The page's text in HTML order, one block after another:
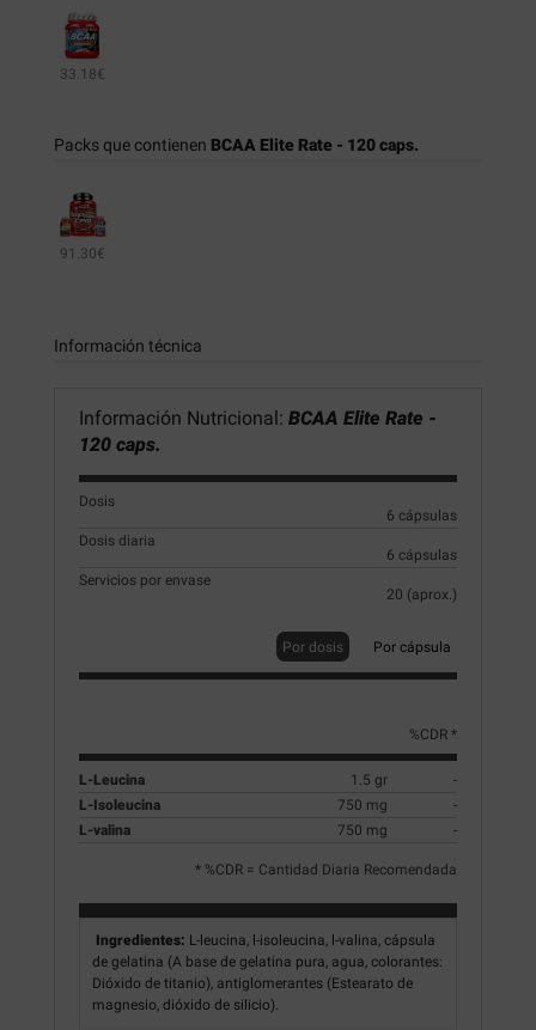
33.18€
Packs que contienen BCAA Elite Rate - 120 caps.
91.30€
Información técnica
Información Nutricional: BCAA Elite Rate -
120 caps.
Dosis
6 cápsulas
Dosis diaria
6 cápsulas
Servicios por envase
20 (aprox.)
Por dosis Por cápsula
%CDR *
L-Leucina 1.5 gr
-
L-Isoleucina
750 mg
-
L-valina
750 mg -
* %CDR = Cantidad Diaria Recomendada
Ingredientes: L-leucina, l-isoleucina, l-valina, cápsula
de gelatina (A base de gelatina pura, agua, colorantes:
Dióxido de titanio), antiglomerantes (Estearato de
magnesio, dióxido de silicio).